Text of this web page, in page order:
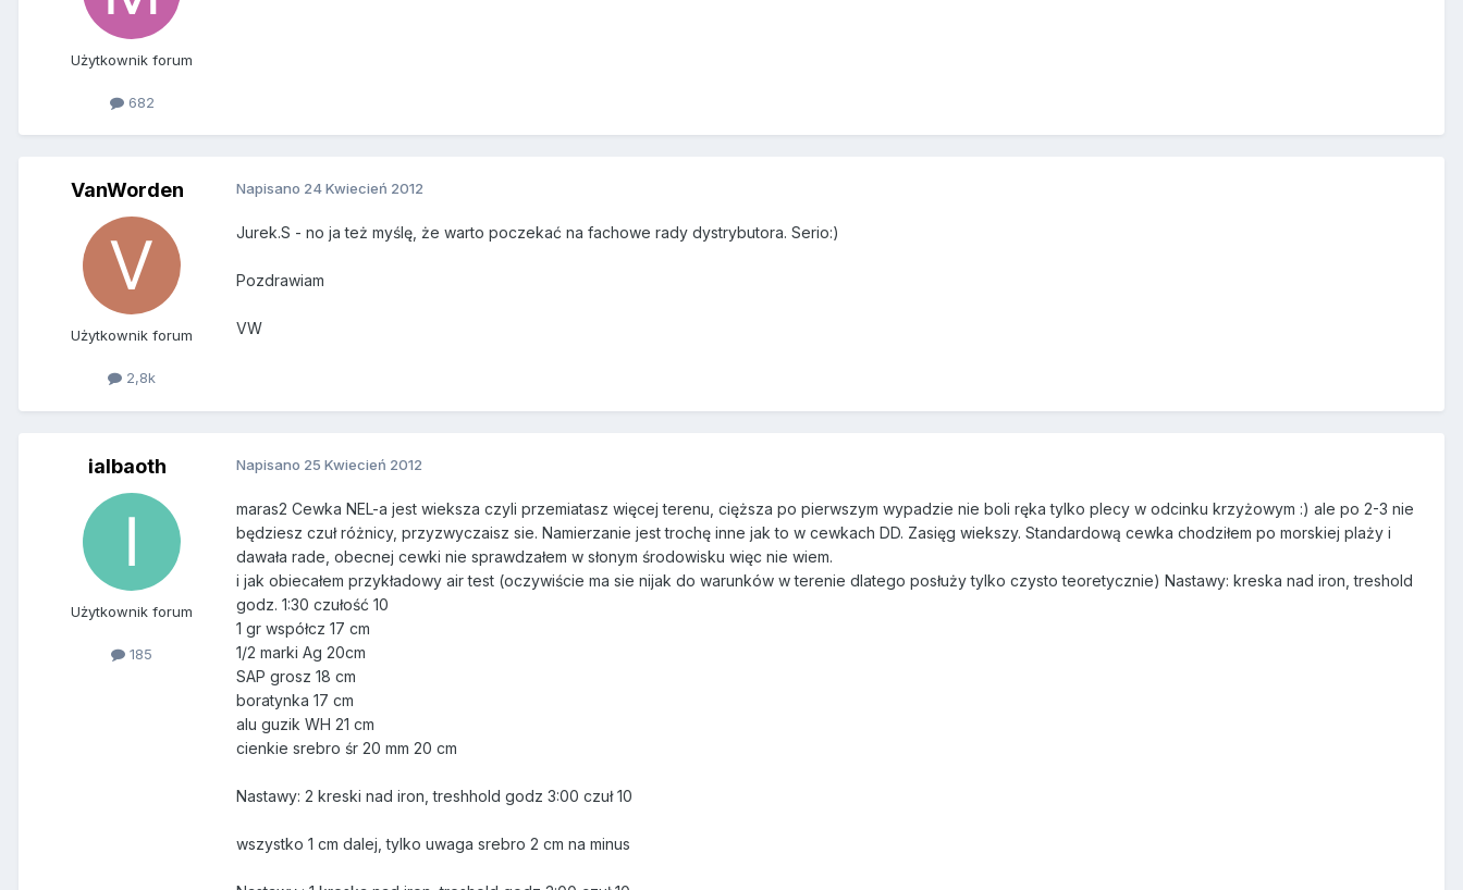
Użytkownik forum
682
VanWorden
Użytkownik forum
2,8k
Napisano 24 Kwiecień 2012
Jurek.S - no ja też myślę, że warto poczekać na fachowe rady dystrybutora. Serio:)
Pozdrawiam
VW
ialbaoth
Użytkownik forum
185
Napisano 25 Kwiecień 2012
maras2 Cewka NEL-a jest wieksza czyli przemiatasz więcej terenu, cięższa po pierwszym wypadzie nie boli ręka tylko plecy w odcinku krzyżowym :) ale po 2-3 nie
będziesz czuł różnicy, przyzwyczaisz sie. Namierzanie jest trochę inne jak to w cewkach DD. Zasięg wiekszy. Standardową cewka chodziłem po morskiej plaży i
dawała rade, obecnej cewki nie sprawdzałem w słonym środowisku więc nie wiem.
i jak obiecałem przykładowy air test (oczywiście ma sie nijak do warunków w terenie dlatego posłuży tylko czysto teoretycznie) Nastawy: kreska nad iron, treshold
godz. 1:30 czułość 10
1 gr współcz 17 cm
1/2 marki Ag 20cm
SAP grosz 18 cm
boratynka 17 cm
alu guzik WH 21 cm
cienkie srebro śr 20 mm 20 cm
Nastawy: 2 kreski nad iron, treshhold godz 3:00 czuł 10
wszystko 1 cm dalej, tylko uwaga srebro 2 cm na minus